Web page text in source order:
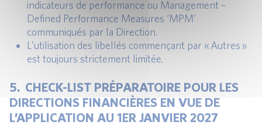
indicateurs de performance ou Management –
Defined Performance Measures ‘MPM’
communiqués par la Direction.
L’utilisation des libellés commençant par « Autres »
est toujours strictement limitée.
5. CHECK-LIST PRÉPARATOIRE POUR LES
DIRECTIONS FINANCIÈRES EN VUE DE
L’APPLICATION AU 1ER JANVIER 2027